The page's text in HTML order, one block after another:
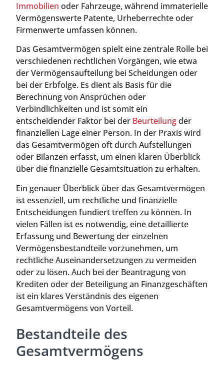
Immobilien oder Fahrzeuge, während immaterielle
Vermögenswerte Patente, Urheberrechte oder
Firmenwerte umfassen können.
Das Gesamtvermögen spielt eine zentrale Rolle bei
verschiedenen rechtlichen Vorgängen, wie etwa
der Vermögensaufteilung bei Scheidungen oder
bei der Erbfolge. Es dient als Basis für die
Berechnung von Ansprüchen oder
Verbindlichkeiten und ist somit ein
entscheidender Faktor bei der Beurteilungder
finanziellen Lage einer Person. In der Praxis wird
das Gesamtvermögen oft durch Aufstellungen
oder Bilanzen erfasst, um einen klaren Überblick
über die finanzielle Gesamtsituation zu erhalten.
Ein genauer Überblick über das Gesamtvermögen
ist essenziell, um rechtliche und finanzielle
Entscheidungen fundiert treffen zu können. In
vielen Fällen ist es notwendig, eine detaillierte
Erfassung und Bewertung der einzelnen
Vermögensbestandteile vorzunehmen, um
rechtliche Auseinandersetzungen zu vermeiden
oder zu lösen. Auch bei der Beantragung von
Krediten oder der Beteiligung an Finanzgeschäften
ist ein klares Verständnis des eigenen
Gesamtvermögens von Vorteil.
Bestandteile des
Gesamtvermögens